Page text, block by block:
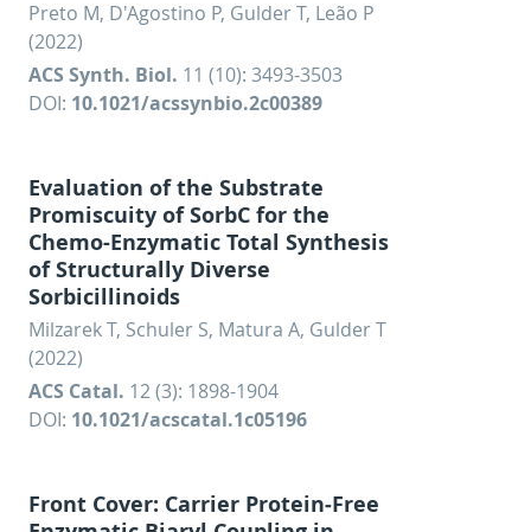
Preto M, D'Agostino P, Gulder T, Leão P
(2022)
ACS Synth. Biol. 11 (10): 3493-3503
DOI: 10.1021/acssynbio.2c00389
Evaluation of the Substrate
Promiscuity of SorbC for the
Chemo-Enzymatic Total Synthesis
of Structurally Diverse
Sorbicillinoids
Milzarek T, Schuler S, Matura A, Gulder T
(2022)
ACS Catal. 12 (3): 1898-1904
DOI: 10.1021/acscatal.1c05196
Front Cover: Carrier Protein‐Free